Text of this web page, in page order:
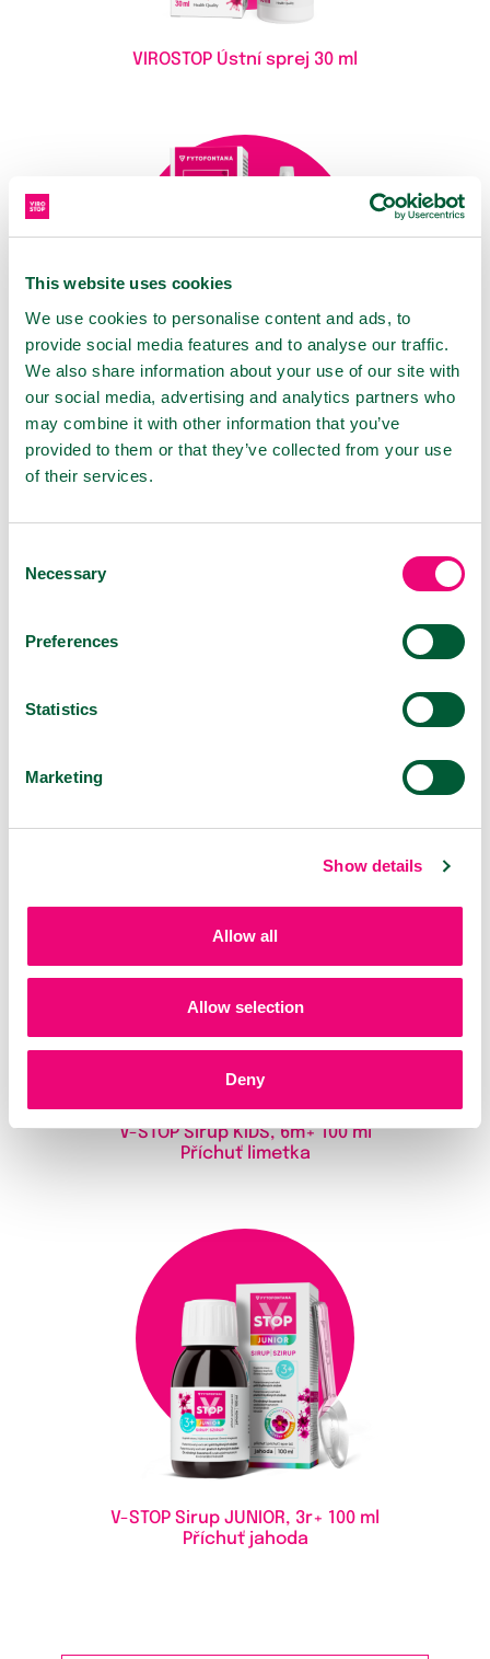
This website uses cookies
We use cookies to personalise content and ads, to
provide social media features and to analyse our traffic.
We also share information about your use of our site with
our social media, advertising and analytics partners who
may combine it with other information that you’ve
provided to them or that they’ve collected from your use
of their services.
Selection
Necessary
Preferences
Statistics
Marketing
Show details
Allow all
Allow selection
Deny
VIROSTOP Ústní sprej 30 ml
VIROSTOP Nosní sprej20 ml
V-STOP Sirup KIDS, 6m+100 ml
Příchuť limetka
V-STOP Sirup JUNIOR, 3r+ 100 ml
Příchuť jahoda